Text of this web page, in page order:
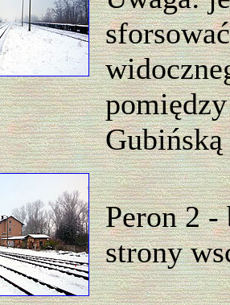
Peron 2
strony